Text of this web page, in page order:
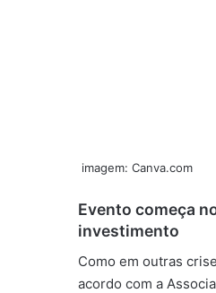
imagem: Canva.com
Evento começa
investimento
Como em outras
acordo com a